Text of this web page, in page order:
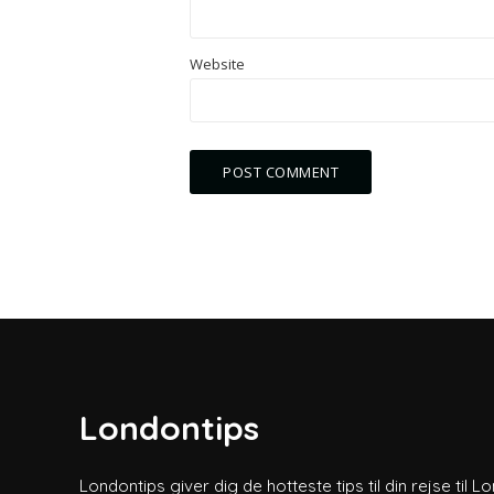
Website
Londontips
Londontips giver dig de hotteste tips til din rejse til